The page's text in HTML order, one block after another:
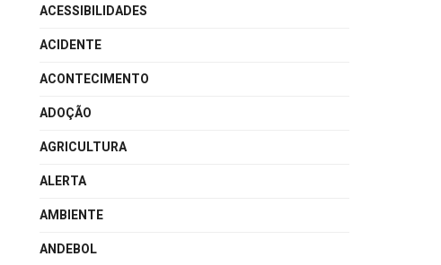
ACESSIBILIDADES
ACIDENTE
ACONTECIMENTO
ADOÇÃO
AGRICULTURA
ALERTA
AMBIENTE
ANDEBOL